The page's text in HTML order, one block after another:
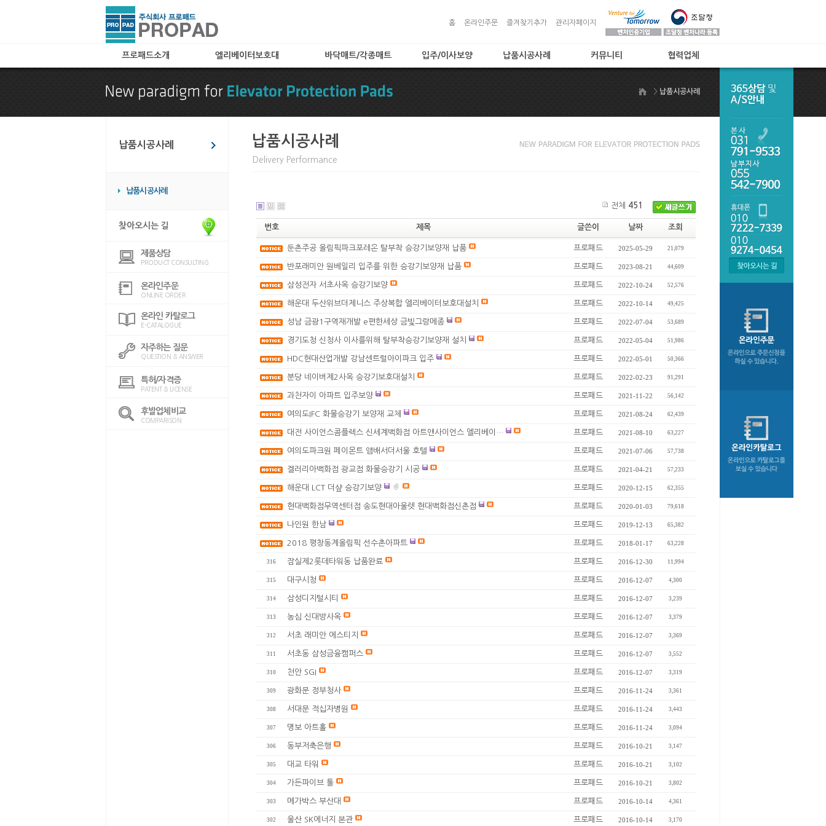
홈 온라인주문 즐겨찾기추가 관리자페이지
프로패드소개
특허 및 자격
찾아오시는 길
엘리베이터보호대
B타입(메쉬타입)
C타입
카페트(엘레가드) 타입
칼라보드(아트보드) 타입
엘리베이터 바닥매트
엘리베이터 관련용품
바닥매트/각종매트
로비매트
보호용매트
현관매트
입주/이사보양 납품시공사례 커뮤니티
자주하는 질문
협력업체
납품시공사례
납품시공사례
찾아오시는 길
제품상담
PRODUCT CONSULTING
온라인주문
ONLINE ORDER
온라인 카탈로그
E-CATALOGUE
자주하는 질문
QUESTION & ANSWER
특허/자격증
PATENT & LICENSE
후발업체비교
COMPARISON
> 납품시공사례
납품시공사례
Delivery Performance
전체 451
번호 제목 글쓴이 날짜 조회
둔촌주공 올림픽파크포레온 탈부착 승강기보양재 납품 프로패드 2025-05-29 21,079
반포래미안 원베일리 입주를 위한 승강기보양재 납품 프로패드 2023-08-21 44,609
삼성전자 서초사옥 승강기보양 프로패드 2022-10-24 52,576
해운대 두산위브더제니스 주상복합 엘리베이터보호대설치 프로패드 2022-10-14 49,425
성남 금광1구역재개발 e편한세상 금빛그랑메종 프로패드 2022-07-04 53,689
경기도청 신청사 이사를위해 탈부착승강기보양재 설치 프로패드 2022-05-04 51,986
HDC현대산업개발 강남센트럴아이파크 입주 프로패드 2022-05-01 50,366
분당 네이버제2사옥 승강기보호대설치 프로패드 2022-02-23 91,291
과천자이 아파트 입주보양 프로패드 2021-11-22 56,142
여의도IFC 화물승강기 보양재 교체 프로패드 2021-08-24 62,439
대전 사이언스콤플렉스 신세계백화점 아트앤사이언스 엘리베이… 프로패드 2021-08-10 63,227
여의도파크원 페이몬트 앰배서더서울 호텔 프로패드 2021-07-06 57,738
겔러리아백화점 광교점 화물승강기 시공 프로패드 2021-04-21 57,233
해운대 LCT 더샾 승강기보양 프로패드 2020-12-15 62,355
현대백화점무역센터점 송도현대아울렛 현대백화점신촌점 프로패드 2020-01-03 79,618
나인원 한남 프로패드 2019-12-13 65,382
2018 평창동계올림픽 선수촌아파트 프로패드 2018-01-17 63,228
316 잠실제2롯데타워동 납품완료 프로패드 2016-12-30 11,994
315 대구시청 프로패드 2016-12-07 4,300
314 삼성디지털시티 프로패드 2016-12-07 3,239
313 농심 신대방사옥 프로패드 2016-12-07 3,379
312 서초 래미안 에스티지 프로패드 2016-12-07 3,369
311 서초동 삼성금융캠퍼스 프로패드 2016-12-07 3,552
310 천안 SGI 프로패드 2016-12-07 3,319
309 광화문 정부청사 프로패드 2016-11-24 3,361
308 서대문 적십자병원 프로패드 2016-11-24 3,443
307 명보 아트홀 프로패드 2016-11-24 3,094
306 동부저축은행 프로패드 2016-10-21 3,147
305 대교 타워 프로패드 2016-10-21 3,102
304 가든파이브 툴 프로패드 2016-10-21 3,802
303 메가박스 부산대 프로패드 2016-10-14 4,361
302 울산 SK에너지 본관 프로패드 2016-10-14 3,170